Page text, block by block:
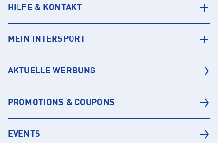
HILFE & KONTAKT
MEIN INTERSPORT
AKTUELLE WERBUNG
PROMOTIONS & COUPONS
EVENTS